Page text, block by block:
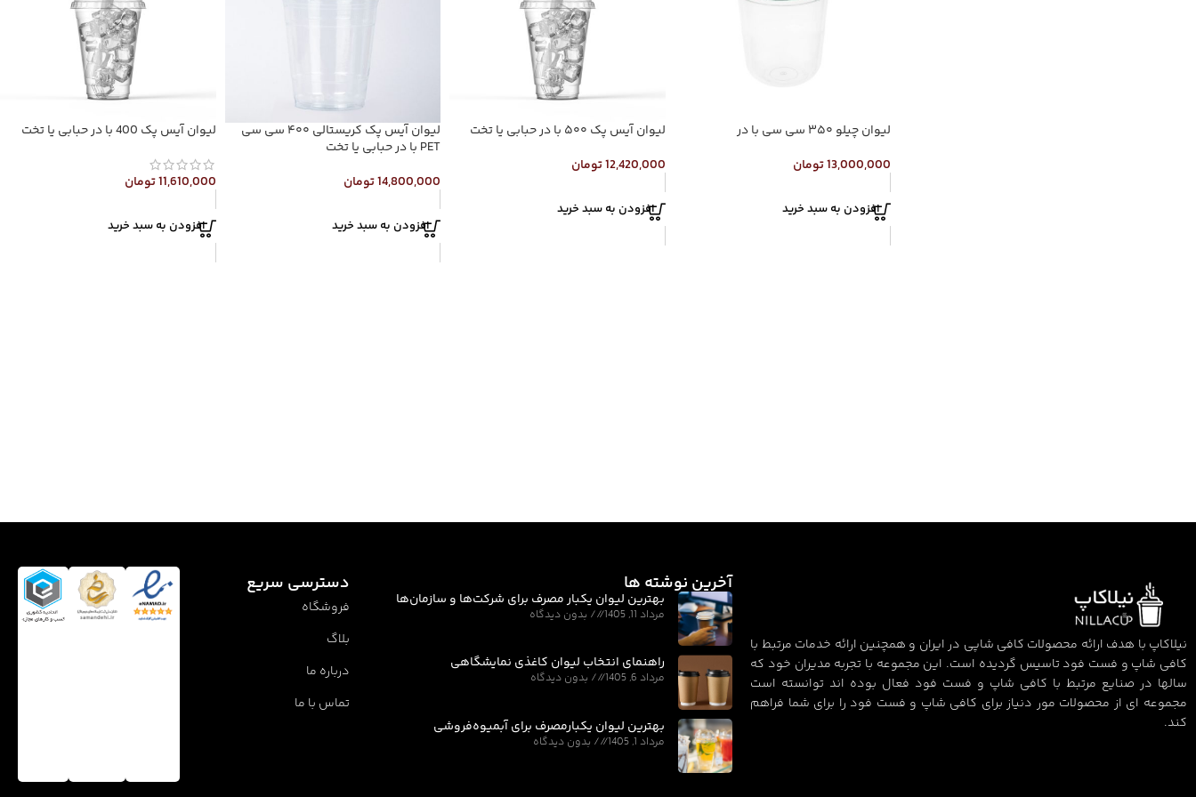
لیوان چیلو ۳۵۰ سی سی با در
13,000,000تومان
افزودن به سبد خرید
لیوان آیس پک ۵۰۰ با در حبابی یا تخت
12,420,000تومان
افزودن به سبد خرید
لیوان آیس پک کریستالی ۴۰۰ سی سی
PET با در حبابی یا تخت
14,800,000تومان
افزودن به سبد خرید
لیوان آیس پک 400 با در حبابی یا تخت
11,610,000تومان
افزودن به سبد خرید
نیلاکاپ با هدف ارائه محصولات کافی شاپی در ایران و همچنین ارائه خدمات مرتبط با
کافی شاپ و فست فود تاسیس گردیده است. این مجموعه با تجربه مدیران خود که
سالها در صنایع مرتبط با کافی شاپ و فست فود فعال بوده اند توانسته است
مجموعه ای از محصولات مور دنیاز برای کافی شاپ و فست فود را برای شما فراهم
کند.
آخرین نوشته ها
بهترین لیوان یکبار مصرف برای شرکت‌ها و سازمان‌ها
مرداد 11, 1405 بدون دیدگاه
راهنمای انتخاب لیوان کاغذی نمایشگاهی
مرداد 6, 1405 بدون دیدگاه
بهترین لیوان یکبارمصرف برای آبمیوه‌فروشی
مرداد 1, 1405 بدون دیدگاه
دسترسی سریع
فروشگاه
بلاگ
درباره ما
تماس با ما